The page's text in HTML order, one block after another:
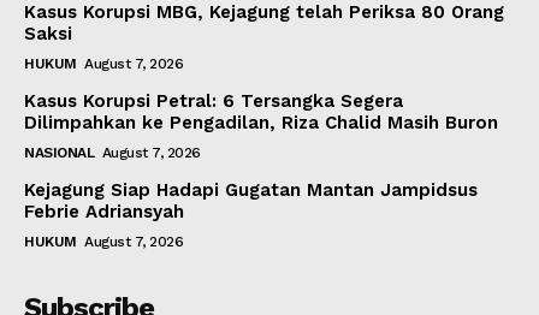
Kasus Korupsi MBG, Kejagung telah Periksa 80 Orang
Saksi
HUKUM August 7, 2026
Kasus Korupsi Petral: 6 Tersangka Segera
Dilimpahkan ke Pengadilan, Riza Chalid Masih Buron
NASIONAL August 7, 2026
Kejagung Siap Hadapi Gugatan Mantan Jampidsus
Febrie Adriansyah
HUKUM August 7, 2026
Subscribe